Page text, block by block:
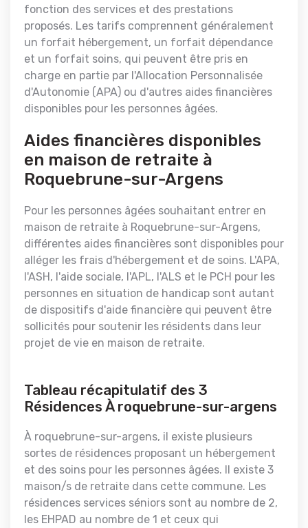
fonction des services et des prestations
proposés. Les tarifs comprennent généralement
un forfait hébergement, un forfait dépendance
et un forfait soins, qui peuvent être pris en
charge en partie par l'Allocation Personnalisée
d'Autonomie (APA) ou d'autres aides financières
disponibles pour les personnes âgées.
Aides financières disponibles
en maison de retraite à
Roquebrune-sur-Argens
Pour les personnes âgées souhaitant entrer en
maison de retraite à Roquebrune-sur-Argens,
différentes aides financières sont disponibles pour
alléger les frais d'hébergement et de soins. L'APA,
l'ASH, l'aide sociale, l'APL, l'ALS et le PCH pour les
personnes en situation de handicap sont autant
de dispositifs d'aide financière qui peuvent être
sollicités pour soutenir les résidents dans leur
projet de vie en maison de retraite.
Tableau récapitulatif des 3
Résidences À roquebrune-sur-argens
À roquebrune-sur-argens, il existe plusieurs
sortes de résidences proposant un hébergement
et des soins pour les personnes âgées. Il existe 3
maison/s de retraite dans cette commune. Les
résidences services séniors sont au nombre de 2,
les EHPAD au nombre de 1 et ceux qui